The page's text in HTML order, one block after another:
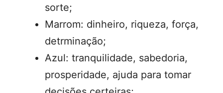
sorte;
Marrom: dinheiro, riqueza, força,
detrminação;
Azul: tranquilidade, sabedoria,
prosperidade, ajuda para tomar